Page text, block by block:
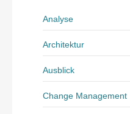
Analyse
Architektur
Ausblick
Change Management